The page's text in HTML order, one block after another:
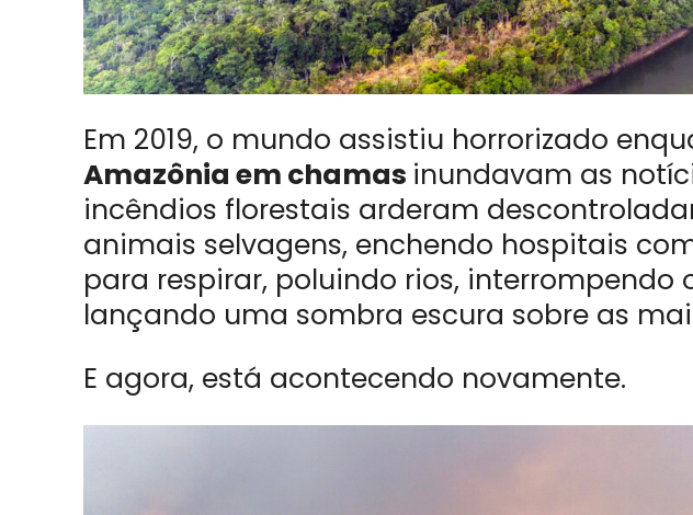
Em 2019, o mundo assistiu horrorizado
Amazônia em chamas inundavam as
incêndios florestais arderam
animais selvagens, enchendo hospitais
para respirar, poluindo rios, interrompendo
lançando uma sombra escura sobre as
E agora, está acontecendo novamente.